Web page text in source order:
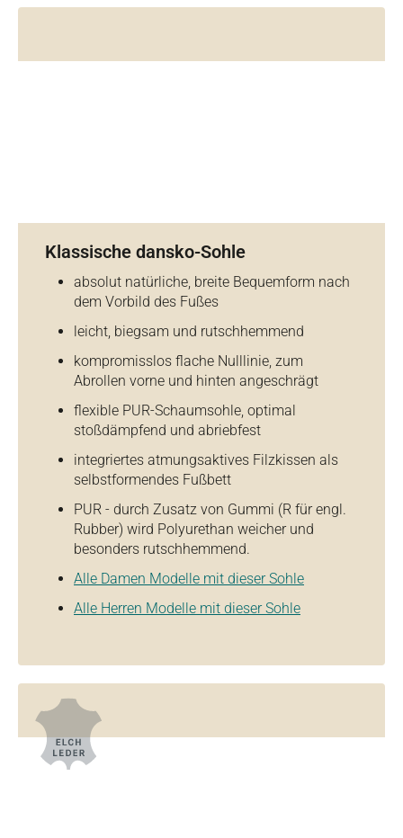
Klassische dansko-Sohle
absolut natürliche, breite Bequemform nach
dem Vorbild des Fußes
leicht, biegsam und rutschhemmend
kompromisslos flache Nulllinie, zum
Abrollen vorne und hinten angeschrägt
flexible PUR-Schaumsohle, optimal
stoßdämpfend und abriebfest
integriertes atmungsaktives Filzkissen als
selbstformendes Fußbett
PUR - durch Zusatz von Gummi (R für engl.
Rubber) wird Polyurethan weicher und
besonders rutschhemmend.
Alle Damen Modelle mit dieser Sohle
Alle Herren Modelle mit dieser Sohle